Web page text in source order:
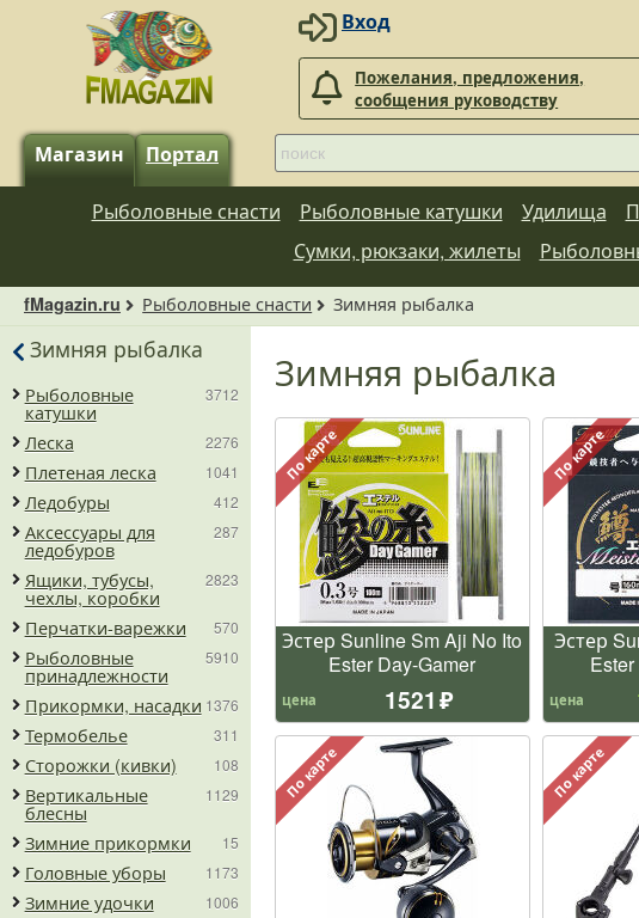
Вход
Пожелания, предложения,
сообщения руководству
Магазин Портал
Рыболовные снасти Рыболовные катушки Удилища
Сумки, рюкзаки, жилеты
fMagazin.ru Рыболовные снасти Зимняя рыбалка
Зимняя рыбалка
По карте
Эстер Sunline Sm Aji No Ito
Ester Day-Gamer
цена 1521
По карте
Эстер
цена
По карте По карте
Зимняя рыбалка
Рыболовные
катушки
3712
Леска 2276
Плетеная леска 1041
Ледобуры 412
Аксессуары для
ледобуров
287
Ящики, тубусы,
чехлы, коробки
2823
Перчатки-варежки 570
Рыболовные
принадлежности
5910
Прикормки, насадки 1376
Термобелье 311
Сторожки (кивки) 108
Вертикальные
блесны
1129
Зимние прикормки 15
Головные уборы 1173
Зимние удочки 1006